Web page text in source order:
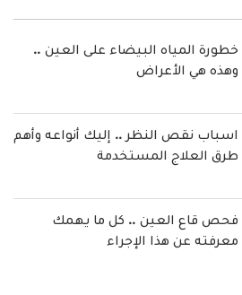
خطورة المياه البيضاء على العين ..
وهذه هي الأعراض
اسباب نقص النظر .. إليك أنواعه وأهم
طرق العلاج المستخدمة
فحص قاع العين .. كل ما يهمك
معرفته عن هذا الإجراء